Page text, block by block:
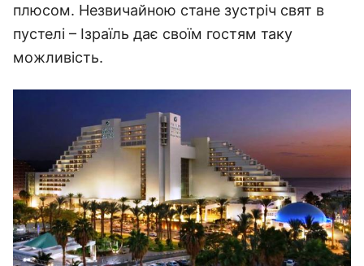
плюсом. Незвичайною стане зустріч свят в
пустелі – Ізраїль дає своїм гостям таку
можливість.